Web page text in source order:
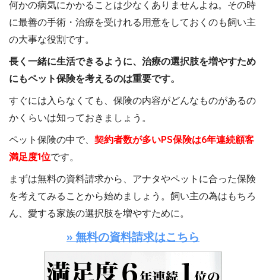
何かの病気にかかることは少なくありませんよね。その時
に最善の手術・治療を受けれる用意をしておくのも飼い主
の大事な役割です。
長く一緒に生活できるように、治療の選択肢を増やすため
にもペット保険を考えるのは重要です。
すぐには入らなくても、保険の内容がどんなものがあるの
かくらいは知っておきましょう。
ペット保険の中で、 契約者数が多いPS保険は6年連続顧客
満足度1位です。
まずは無料の資料請求から、アナタやペットに合った保険
を考えてみることから始めましょう。飼い主の為はもちろ
ん、愛する家族の選択肢を増やすために。
» 無料の資料請求はこちら